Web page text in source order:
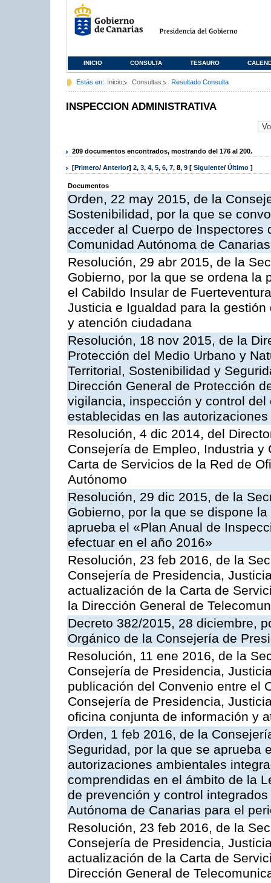
INICIO CONSULTA TESAURO
Estás en: Inicio Consultas Resultado Consulta
INSPECCION ADMINISTRATIVA
209 documentos encontrados, mostrando del 176 al 200.
[Primero/ Anterior] 2, 3, 4, 5, 6, 7, 8, 9 [ Siguiente/ Último ]
Documentos
Orden, 22 may 2015, de la
Sostenibilidad, por la que se
acceder al Cuerpo de
Comunidad Autónoma de Canarias
Resolución, 29 abr 2015, de la
Gobierno, por la que se ordena la
el Cabildo Insular de
Justicia e Igualdad para la
y atención ciudadana
Resolución, 18 nov 2015, de la
Protección del Medio Urbano y
Territorial, Sostenibilidad y
Dirección General de Protección
vigilancia, inspección y control
establecidas en las
Resolución, 4 dic 2014, del
Consejería de Empleo, Industria
Carta de Servicios de la Red de
Autónomo
Resolución, 29 dic 2015, de la
Gobierno, por la que se dispone
aprueba el «Plan Anual de
efectuar en el año 2016»
Resolución, 23 feb 2016, de la
Consejería de Presidencia,
actualización de la Carta de
la Dirección General de
Decreto 382/2015, 28 diciembre,
Orgánico de la Consejería de
Resolución, 11 ene 2016, de la
Consejería de Presidencia,
publicación del Convenio entre el
Consejería de Presidencia,
oficina conjunta de información y
Orden, 1 feb 2016, de la
Seguridad, por la que se aprueba
autorizaciones ambientales
comprendidas en el ámbito de la
de prevención y control
Autónoma de Canarias para el
Resolución, 23 feb 2016, de la
Consejería de Presidencia,
actualización de la Carta de
Dirección General de